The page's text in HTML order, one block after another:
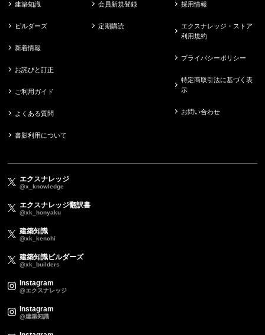
建築知識
ビルダーズ
新着情報
お詫びと訂正
ご利用ガイド
よくある質問
書影利用について
会員新規登録
定期購読
採用情報
エクスナレッジ・ストア
利用規約
プライバシーポリシー
特定商取引法に基づく表
示
お問い合わせ
エクスナレッジ
@x_knowledge
エクスナレッジ翻訳書
@xk_honyaku
建築知識
@xk_kenchi
建築知識ビルダーズ
@xk_builders
Instagram
@エクスナレッジ
Instagram
@建築知識